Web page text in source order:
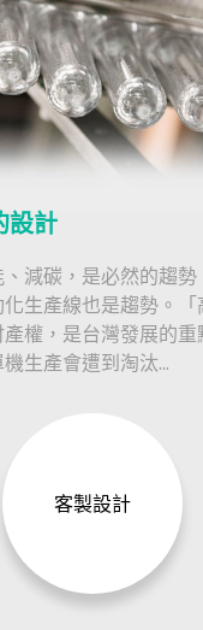
設計
減碳，是必然的趨勢
生產線也是趨勢。「
權，是台灣發展的重
生產會遭到淘汰...
客製設計